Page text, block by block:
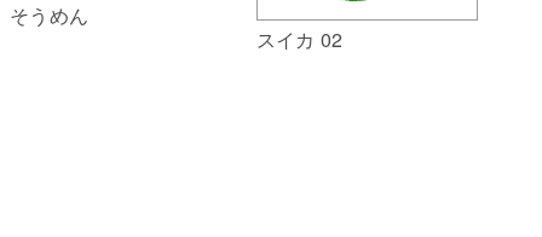
そうめん
スイカ 02